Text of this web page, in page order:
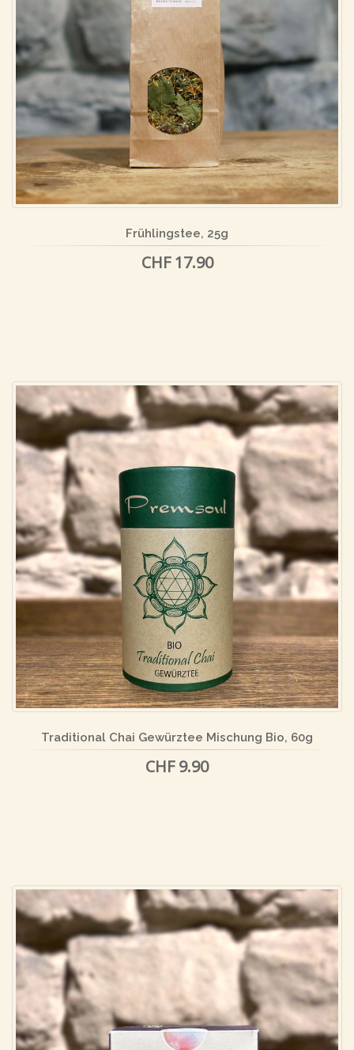
Frühlingstee, 25g
CHF 17.90
Traditional Chai Gewürztee Mischung Bio, 60g
CHF 9.90